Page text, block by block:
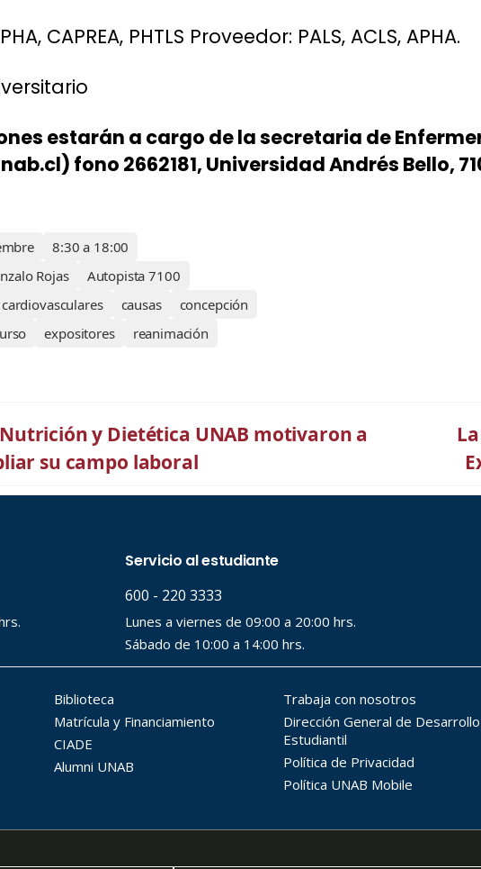
CAPREA, PHTLS Proveedor: PALS, ACLS, APHA.
estarán a cargo de la secretaria de
fono 2662181, Universidad Andrés Bello,
8:30 a 18:00
Rojas
Autopista 7100
cardiovasculares causas
concepción
expositores reanimación
y Dietética UNAB motivaron a
su campo laboral